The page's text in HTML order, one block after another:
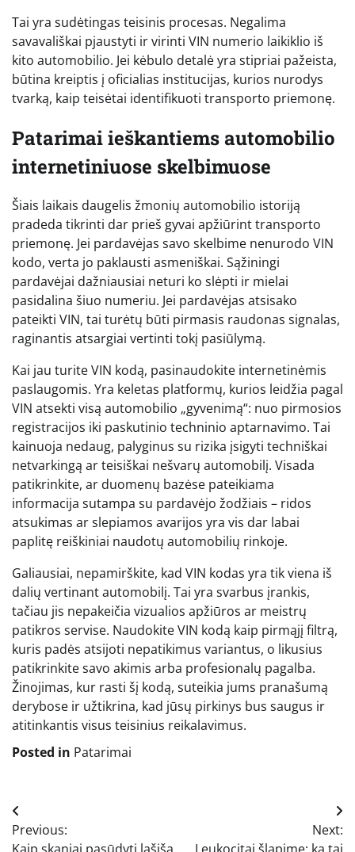
Tai yra sudėtingas teisinis procesas. Negalima
savavališkai pjaustyti ir virinti VIN numerio laikiklio iš
kito automobilio. Jei kėbulo detalė yra stipriai pažeista,
būtina kreiptis į oficialias institucijas, kurios nurodys
tvarką, kaip teisėtai identifikuoti transporto priemonę.
Patarimai ieškantiems automobilio
internetiniuose skelbimuose
Šiais laikais daugelis žmonių automobilio istoriją
pradeda tikrinti dar prieš gyvai apžiūrint transporto
priemonę. Jei pardavėjas savo skelbime nenurodo VIN
kodo, verta jo paklausti asmeniškai. Sąžiningi
pardavėjai dažniausiai neturi ko slėpti ir mielai
pasidalina šiuo numeriu. Jei pardavėjas atsisako
pateikti VIN, tai turėtų būti pirmasis raudonas signalas,
raginantis atsargiai vertinti tokį pasiūlymą.
Kai jau turite VIN kodą, pasinaudokite internetinėmis
paslaugomis. Yra keletas platformų, kurios leidžia pagal
VIN atsekti visą automobilio „gyvenimą“: nuo pirmosios
registracijos iki paskutinio techninio aptarnavimo. Tai
kainuoja nedaug, palyginus su rizika įsigyti techniškai
netvarkingą ar teisiškai nešvarų automobilį. Visada
patikrinkite, ar duomenų bazėse pateikiama
informacija sutampa su pardavėjo žodžiais – ridos
atsukimas ar slepiamos avarijos yra vis dar labai
paplitę reiškiniai naudotų automobilių rinkoje.
Galiausiai, nepamirškite, kad VIN kodas yra tik viena iš
dalių vertinant automobilį. Tai yra svarbus įrankis,
tačiau jis nepakeičia vizualios apžiūros ar meistrų
patikros servise. Naudokite VIN kodą kaip pirmąjį filtrą,
kuris padės atsijoti nepatikimus variantus, o likusius
patikrinkite savo akimis arba profesionalų pagalba.
Žinojimas, kur rasti šį kodą, suteikia jums pranašumą
derybose ir užtikrina, kad jūsų pirkinys bus saugus ir
atitinkantis visus teisinius reikalavimus.
Posted in Patarimai
Navigacija
tarp
Previous:
Next: